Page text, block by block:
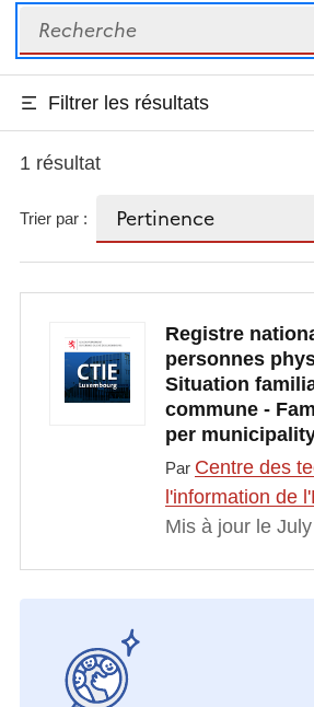
Recherche
Filtrer les résultats
1 résultat
Trier par :
Registre
personnes
Situation
commune -
per
Par Centre des
l'information de
Mis à jour le